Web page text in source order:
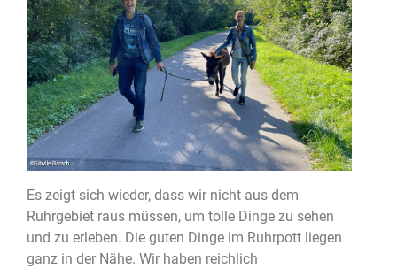
Es zeigt sich wieder, dass wir nicht aus dem
Ruhrgebiet raus müssen, um tolle Dinge zu sehen
und zu erleben. Die guten Dinge im Ruhrpott liegen
ganz in der Nähe. Wir haben reichlich